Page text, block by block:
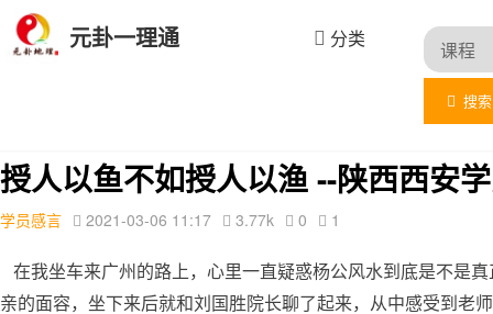
元卦一理通 分类
搜索
授人以鱼不如授人以渔 --陕西西安
学员感言 2021-03-06 11:17 3.77k 0 1
在我坐车来广州的路上，心里一直疑惑杨公风水到底是不是
亲的面容，坐下来后就和刘国胜院长聊了起来，从中感受到老